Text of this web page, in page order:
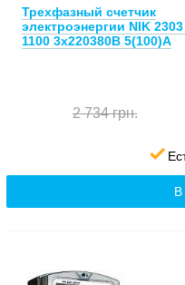
Трехфазный счетчик
электроэнергии NIK
1100 3х220380В 5(100)А
2 734 грн.
В